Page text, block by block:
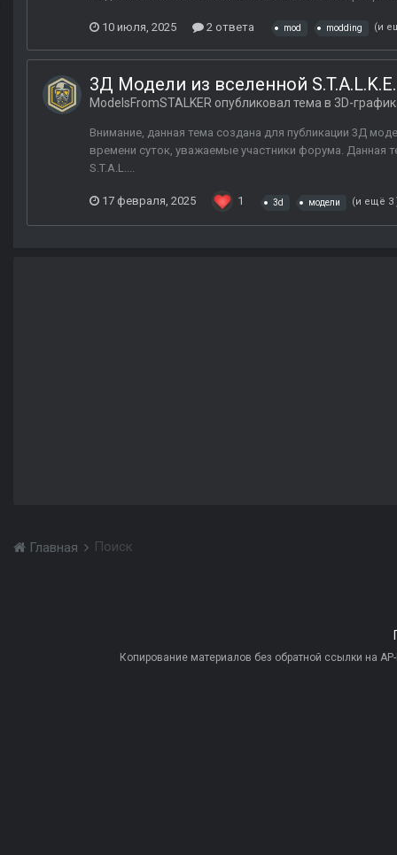
10 июля, 2025 2 ответа mod modding (и
3Д Модели из вселенной
ModelsFromSTALKER опубликовал тема в 3D-
Внимание, данная тема создана для публикации 3Д
времени суток, уважаемые участники форума. Данная
S.T.A.L....
17 февраля, 2025 1 3d модели (и ещё 3
Главная Поиск
Копирование материалов без обратной ссылки на